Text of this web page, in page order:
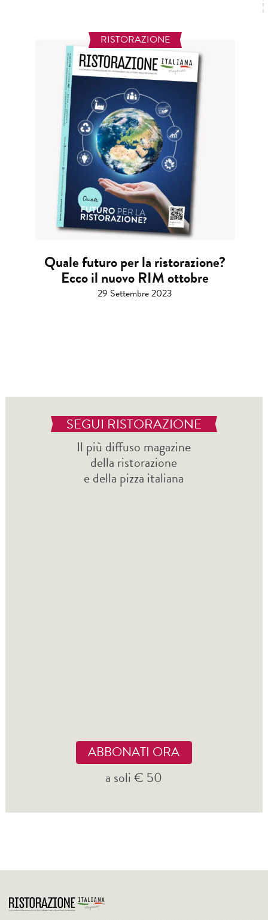
RISTORAZIONE
Quale futuro per la ristorazione?
Ecco il nuovo RIM ottobre
29 Settembre 2023
SEGUI RISTORAZIONE
Il più diffuso magazine
della ristorazione
e della pizza italiana
ABBONATI ORA
a soli € 50